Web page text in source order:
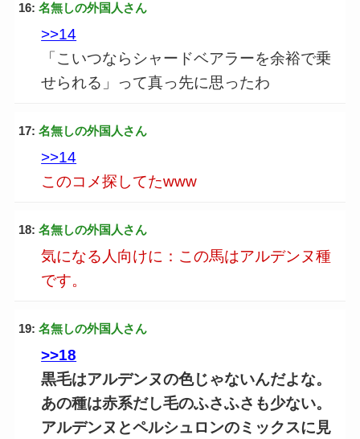
16: 名無しの外国人さん
>>14
「こいつならシャードベアラーを余裕で乗
せられる」って真っ先に思ったわ
17: 名無しの外国人さん
>>14
このコメ探してたwww
18: 名無しの外国人さん
気になる人向けに：この馬はアルデンヌ種
です。
19: 名無しの外国人さん
>>18
黒毛はアルデンヌの色じゃないんだよな。
あの種は赤系だし毛のふさふさも少ない。
アルデンヌとペルシュロンのミックスに見